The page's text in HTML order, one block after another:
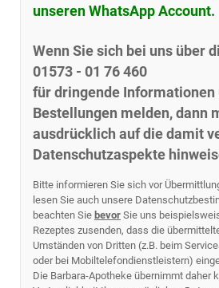
unseren WhatsApp Account.
Wenn Sie sich bei uns über
01573 - 01 76 460
für dringende Informationen
Bestellungen melden, dann
ausdrücklich auf die damit
Datenschutzaspekte
Bitte informieren Sie sich vor
lesen Sie auch unsere
beachten Sie bevor Sie uns
Rezeptes zusenden, dass die
Umständen von Dritten (z.B. beim
oder bei Mobiltelefondienstleistern)
Die Barbara-Apotheke übernimmt daher